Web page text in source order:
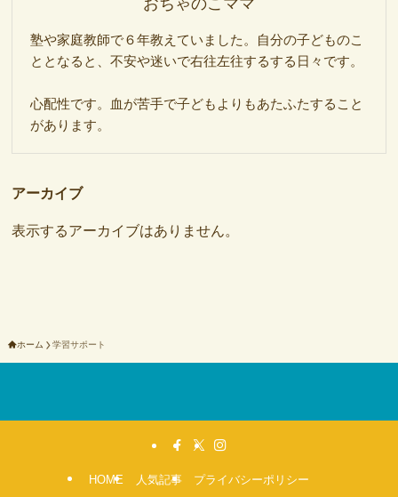
塾や家庭教師で６年教えていました。自分の子どものこ
ととなると、不安や迷いで右往左往するする日々です。
心配性です。血が苦手で子どもよりもあたふたすること
があります。
アーカイブ
表示するアーカイブはありません。
ホーム 学習サポート
HOME 人気記事 プライバシーポリシー